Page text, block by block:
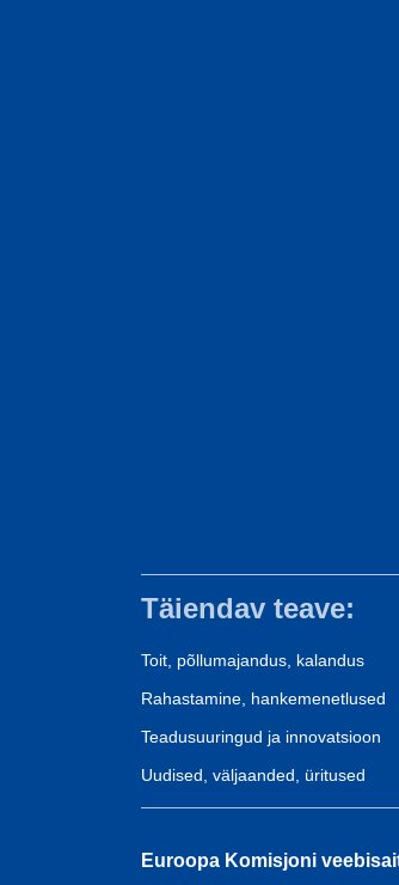
Täiendav teave:
Toit, põllumajandus, kalandus
Rahastamine, hankemenetlused
Teadusuuringud ja innovatsioon
Uudised, väljaanded, üritused
Euroopa Komisjoni